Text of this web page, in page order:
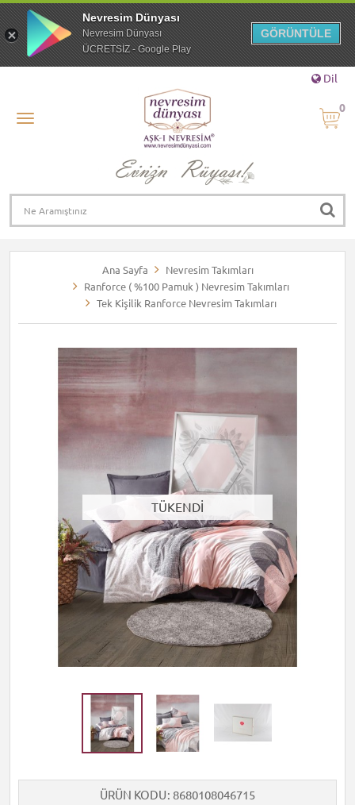
Dil
0
Ana Sayfa
Nevresim Takımları
Ranforce ( %100 Pamuk ) Nevresim Takımları
Tek Kişilik Ranforce Nevresim Takımları
TÜKENDİ
ÜRÜN KODU 8680108046715
Nevresim Dünyası
Nevresim Dünyası
ÜCRETSİZ - Google Play
GÖRÜNTÜLE